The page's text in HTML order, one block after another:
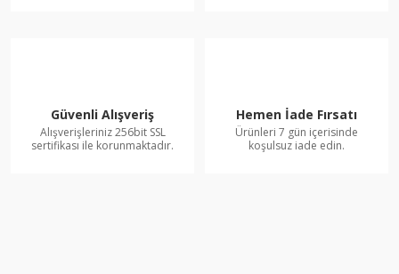
Güvenli Alışveriş
Alışverişleriniz 256bit SSL
sertifikası ile korunmaktadır.
Hemen İade Fırsatı
Ürünleri 7 gün içerisinde
koşulsuz iade edin.